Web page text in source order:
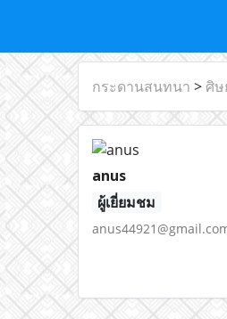
กระดานสนทนา > ศิษ
anus
ผู้เยี่ยมชม